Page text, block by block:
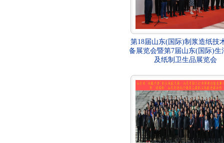
第18届山东(国际)制浆造纸技
备展览会暨第7届山东(国际)生
及纸制卫生品展览会